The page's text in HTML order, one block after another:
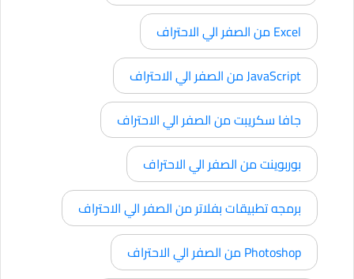
Excel من الصفر الي الاحتراف
JavaScript من الصفر الي الاحتراف
جافا سكريبت من الصفر الي الاحتراف
بوربوينت من الصفر الي الاحتراف
برمجه تطبيقات بفلاتر من الصفر الي الاحتراف
Photoshop من الصفر الي الاحتراف